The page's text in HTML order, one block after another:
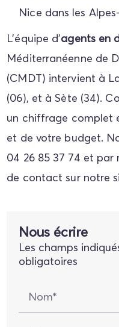
Nice dans les
L'équipe d'agents en
Méditerranéenne de
(CMDT) intervient à
(06), et à Sète (34).
un chiffrage complet
et de votre budget.
04 26 85 37 74 et par
de contact sur notre
Nous écrire
Les champs
obligatoires
Nom*